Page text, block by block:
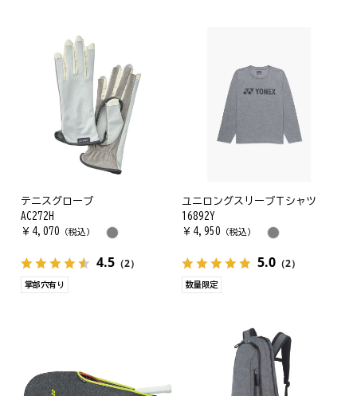
テニスグローブ
AC272H
￥ 4,070 （税込）
4.5 （2）
掌部穴有り
ユニロングスリーブＴシャツ
16892Y
￥ 4,950 （税込）
5.0（2）
数量限定